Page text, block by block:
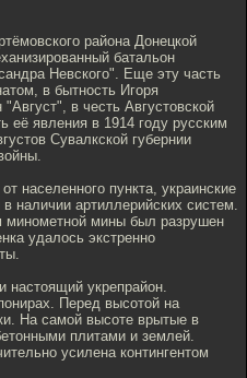
района Донецкой
батальон
Невского". Еще эту часть
в бытность Игоря
в честь Августовской
её явления в 1914 году русским
Сувалкской губернии
населенного пункта, украинские
наличии артиллерийских систем.
минометной мины был разрушен
удалось экстренно
настоящий укрепрайон.
Перед высотой на
На самой высоте врытые в
плитами и землей.
усилена контингентом